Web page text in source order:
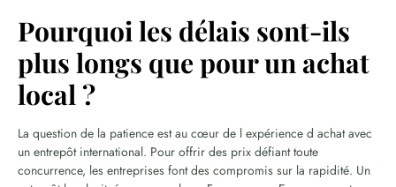
Pourquoi les délais sont-ils
plus longs que pour un achat
local ?
La question de la patience est au cœur de l expérience d achat avec
un entrepôt international. Pour offrir des prix défiant toute
concurrence, les entreprises font des compromis sur la rapidité. Un